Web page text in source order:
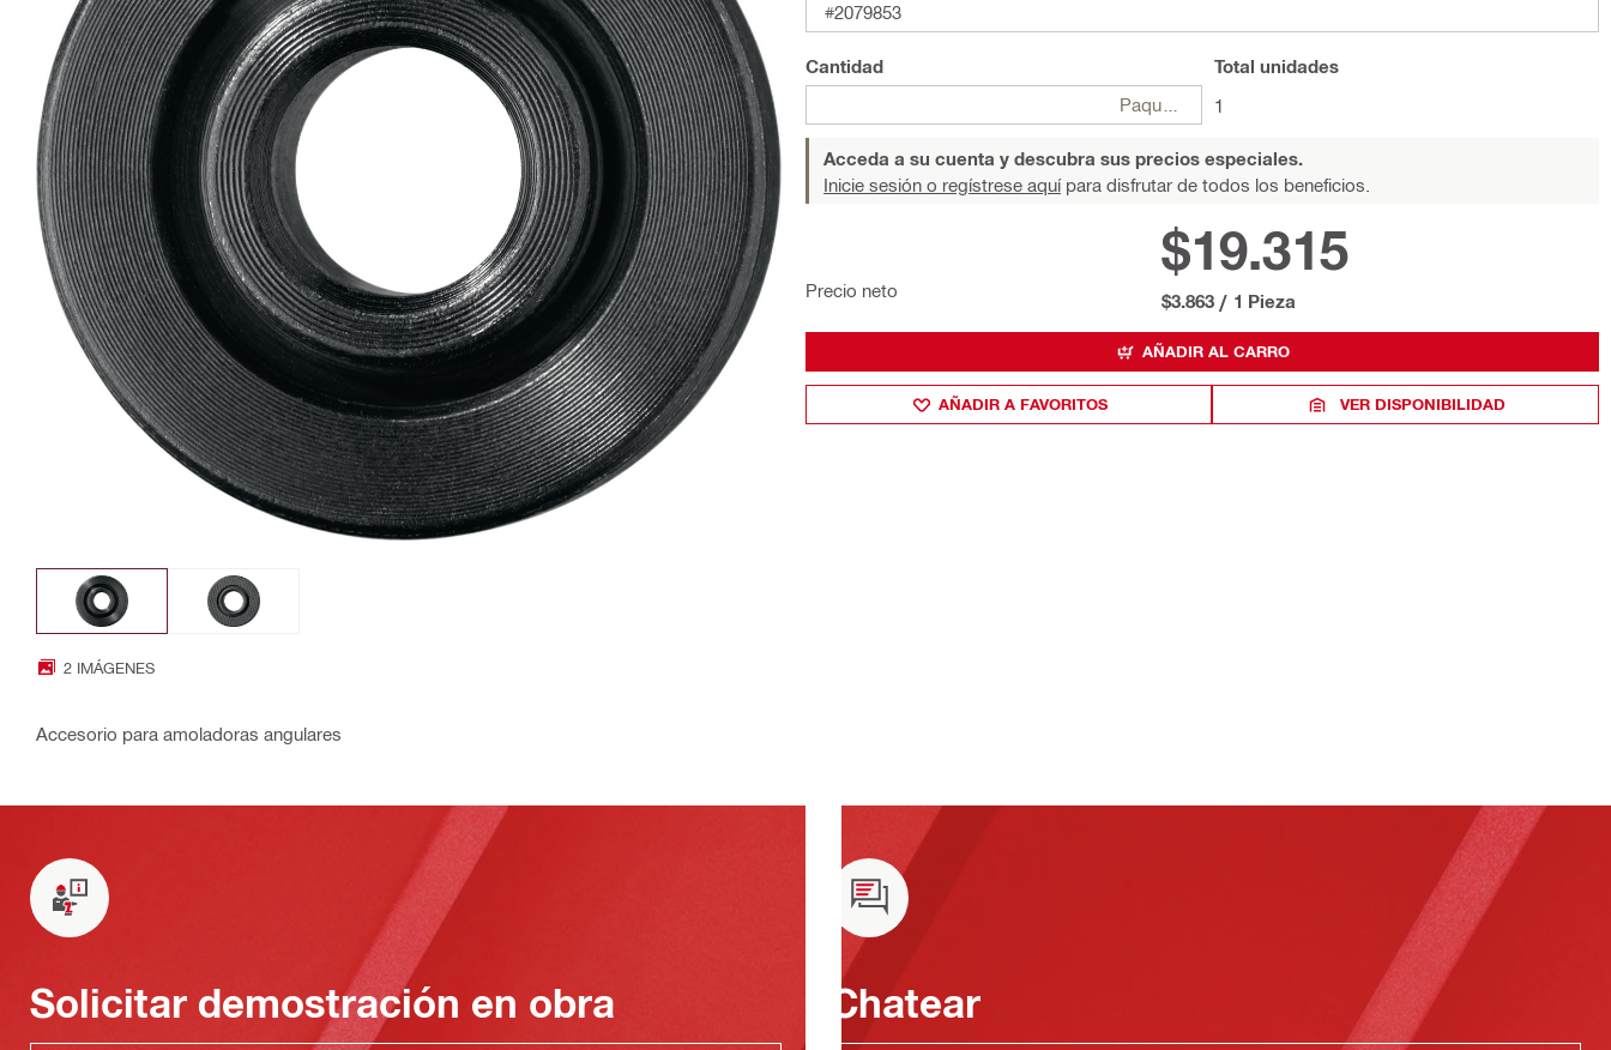
2 IMÁGENES
Accesorio para amoladoras angulares
#2079853
Cantidad
Paquetes
Total unidades
1
Acceda a su cuenta y descubra sus precios especiales.
Inicie sesión o regístrese aquípara disfrutar de todos los beneficios.
Precio neto
$19.315
$3.863 / 1 Pieza
AÑADIR AL CARRO
AÑADIR A FAVORITOS VER DISPONIBILIDAD
Solicitar demostración en obra Chatear